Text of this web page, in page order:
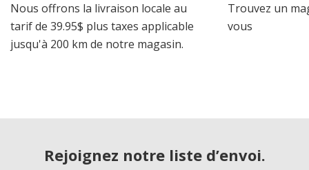
Nous offrons la livraison locale au
tarif de 39.95$ plus taxes applicable
jusqu'à 200 km de notre magasin.
Trouvez un
vous
Rejoignez notre liste d’envoi.